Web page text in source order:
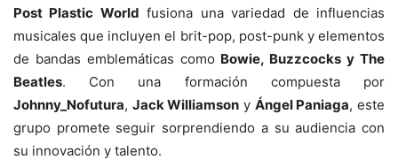
Post Plastic World fusiona una variedad de influencias
musicales que incluyen el brit-pop, post-punk y elementos
de bandas emblemáticas como Bowie, Buzzcocks y The
Beatles. Con una formación compuesta por
Johnny_Nofutura, Jack Williamson y Ángel Paniaga, este
grupo promete seguir sorprendiendo a su audiencia con
su innovación y talento.